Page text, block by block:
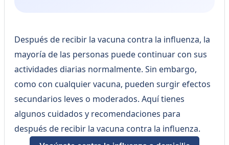
Después de recibir la vacuna contra la influenza, la
mayoría de las personas puede continuar con sus
actividades diarias normalmente. Sin embargo,
como con cualquier vacuna, pueden surgir efectos
secundarios leves o moderados. Aquí tienes
algunos cuidados y recomendaciones para
después de recibir la vacuna contra la influenza.